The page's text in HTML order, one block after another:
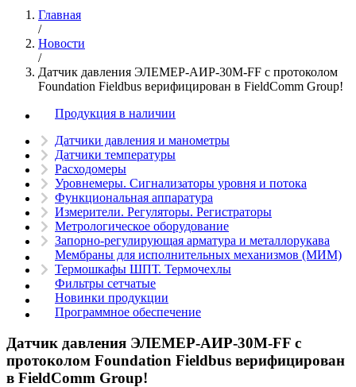
Главная
/
Новости
/
Датчик давления ЭЛЕМЕР-АИР-30М-FF c протоколом
Foundation Fieldbus верифицирован в FieldComm Group!
Продукция в наличии
Датчики давления и манометры
Датчики температуры
Расходомеры
Уровнемеры. Сигнализаторы уровня и потока
Функциональная аппаратура
Измерители. Регуляторы. Регистраторы
Метрологическое оборудование
Запорно-регулирующая арматура и металлорукава
Мембраны для исполнительных механизмов (МИМ)
Термошкафы ШПТ. Термочехлы
Фильтры сетчатые
Новинки продукции
Программное обеспечение
Датчик давления ЭЛЕМЕР-АИР-30М-FF c
протоколом Foundation Fieldbus верифицирован
в FieldComm Group!